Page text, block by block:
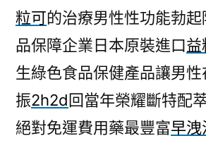
粒可的治療男性性功能勃
品保障企業日本原裝進口益
生綠色食品保健產品讓男
振2h2d回當年榮耀斷特配
絕對免運費用藥最豐富早洩